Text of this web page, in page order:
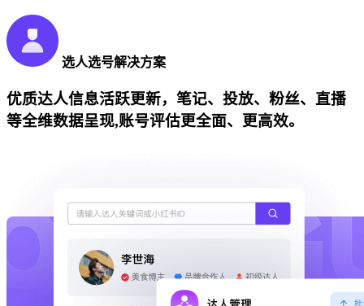
选人选号解决方案
优质达人信息活跃更新，笔记、投放、粉丝、直播
等全维数据呈现,账号评估更全面、更高效。